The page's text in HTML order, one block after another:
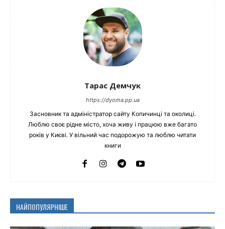
Тарас Демчук
https://dyoma.pp.ua
Засновник та адміністратор сайту Копичинці та околиці.
Люблю своє рідне місто, хоча живу і працюю вже багато
років у Києві. У вільний час подорожую та люблю читати
книги
НАЙПОПУЛЯРНІШЕ